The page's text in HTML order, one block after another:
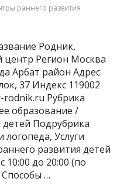
раннего развития
Родник,
центр Регион Москва
Арбат район Адрес
37 Индекс 119002
Рубрика
образование /
Подрубрика
логопеда, Услуги
развития детей
до 20:00 (по
…